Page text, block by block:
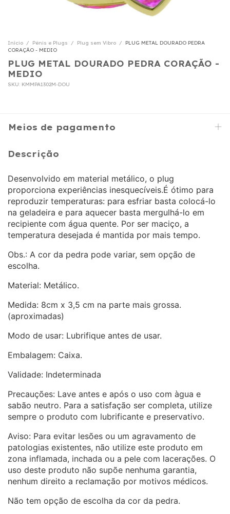
Início / Pênis e Plugs / Plug sem Vibro /
PLUG METAL DOURADO PEDRA
CORAÇÃO - MEDIO
PLUG METAL DOURADO PEDRA CORAÇÃO -
MEDIO
SKU: KMMPA1302M-DOU
Meios de pagamento
Descrição
Desenvolvido em material metálico, o plug
proporciona experiências inesquecíveis.É ótimo para
reproduzir temperaturas: para esfriar basta colocá-lo
na geladeira e para aquecer basta mergulhá-lo em
recipiente com água quente. Por ser maciço, a
temperatura desejada é mantida por mais tempo.
Obs.: A cor da pedra pode variar, sem opção de
escolha.
Material: Metálico.
Medida: 8cm x 3,5 cm na parte mais grossa.
(aproximadas)
Modo de usar: Lubrifique antes de usar.
Embalagem: Caixa.
Validade: Indeterminada
Precauções: Lave antes e após o uso com àgua e
sabão neutro. Para a satisfação ser completa, utilize
sempre o produto com lubrificante e preservativo.
Aviso: Para evitar lesões ou um agravamento de
patologias existentes, não utilize este produto em
zona inflamada, inchada ou a pele com lacerações. O
uso deste produto não supõe nenhuma garantia,
nenhum direito a reclamação por motivos médicos.
Não tem opção de escolha da cor da pedra.